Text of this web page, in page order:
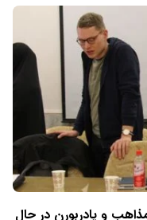
و پادربورن در حال